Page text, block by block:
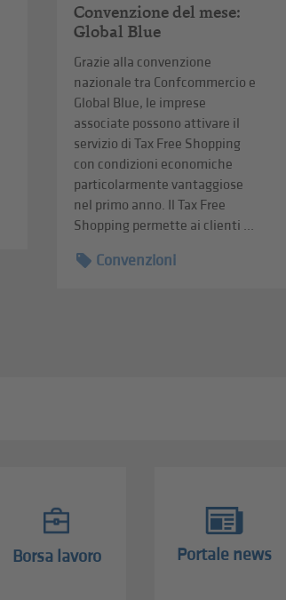
Convenzione del mese:
Global Blue
Grazie alla convenzione
nazionale tra Confcommercio e
Global Blue, le imprese
associate possono attivare il
servizio di Tax Free Shopping
con condizioni economiche
particolarmente vantaggiose
nel primo anno. Il Tax Free
Shopping permette ai clienti ...
Convenzioni
Borsa lavoro Portale news